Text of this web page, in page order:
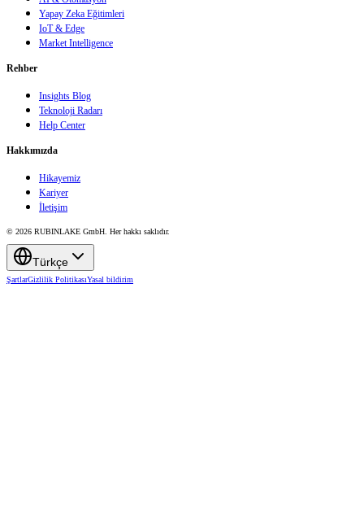
Yapay Zeka Eğitimleri
IoT & Edge
Market Intelligence
Rehber
Insights Blog
Teknoloji Radarı
Help Center
Hakkımızda
Hikayemiz
Kariyer
İletişim
© 2026 RUBINLAKE GmbH. Her hakkı saklıdır.
Türkçe
ŞartlarGizlilik PolitikasıYasal bildirim